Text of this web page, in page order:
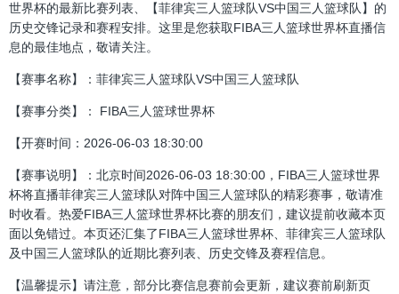
世界杯的最新比赛列表、【菲律宾三人篮球队VS中国三人篮球队】的
历史交锋记录和赛程安排。这里是您获取FIBA三人篮球世界杯直播信
息的最佳地点，敬请关注。
【赛事名称】：菲律宾三人篮球队VS中国三人篮球队
【赛事分类】： FIBA三人篮球世界杯
【开赛时间：2026-06-03 18:30:00
【赛事说明】：北京时间2026-06-03 18:30:00，FIBA三人篮球世界
杯将直播菲律宾三人篮球队对阵中国三人篮球队的精彩赛事，敬请准
时收看。热爱FIBA三人篮球世界杯比赛的朋友们，建议提前收藏本页
面以免错过。本页还汇集了FIBA三人篮球世界杯、菲律宾三人篮球队
及中国三人篮球队的近期比赛列表、历史交锋及赛程信息。
【温馨提示】请注意，部分比赛信息赛前会更新，建议赛前刷新页